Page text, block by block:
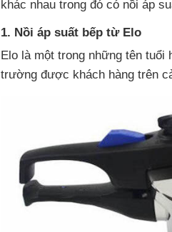
khác nhau trong đó có nồi áp
1. Nồi áp suất bếp từ Elo
Elo là một trong những tên tuổi
trường được khách hàng trên